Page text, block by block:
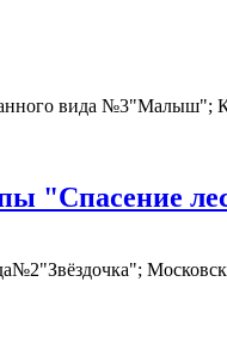
вида №3"Малыш";
"Спасение